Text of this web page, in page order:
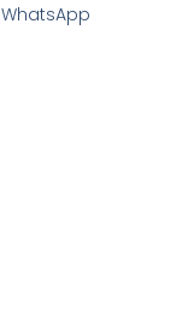
WhatsApp